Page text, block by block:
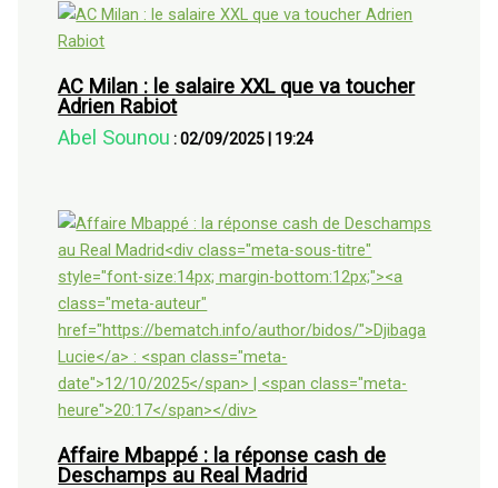
AC Milan : le salaire XXL que va toucher
Adrien Rabiot
Abel Sounou :02/09/2025 19:24
Affaire Mbappé : la réponse cash de
Deschamps au Real Madrid